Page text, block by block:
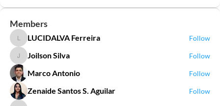
Members
LUCIDALVA Ferreira
LUCIDALVA Ferreira Follow
Joilson Silva
Joilson Silva Follow
Marco Antonio Follow
Zenaide Santos S. Aguilar Follow